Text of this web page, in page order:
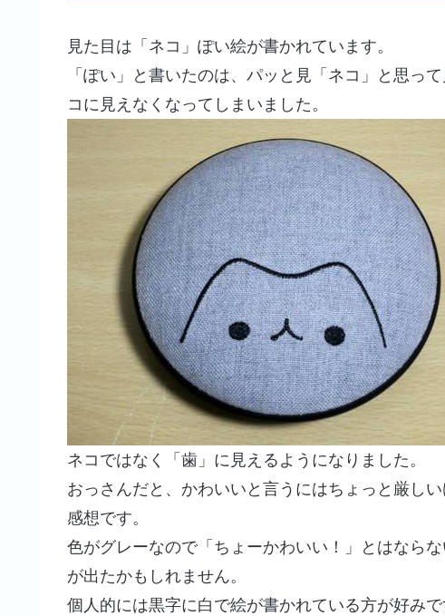
見た目は「ネコ」ぽい絵が書かれています。
「ぽい」と書いたのは、パッと見「ネコ」と思っ
コに見えなくなってしまいました。
ネコではなく「歯」に見えるようになりました。
おっさんだと、かわいいと言うにはちょっと厳し
感想です。
色がグレーなので「ちょーかわいい！」とはなら
が出たかもしれません。
個人的には黒字に白で絵が書かれている方が好みで